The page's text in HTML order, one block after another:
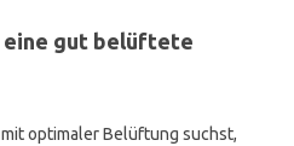
eine gut belüftete
optimaler Belüftung suchst,